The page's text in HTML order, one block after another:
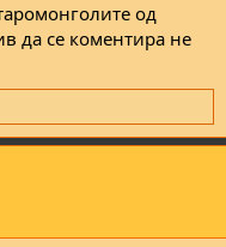
патриоти на
сè и е
на ова слика и дали
од
да се коментира не